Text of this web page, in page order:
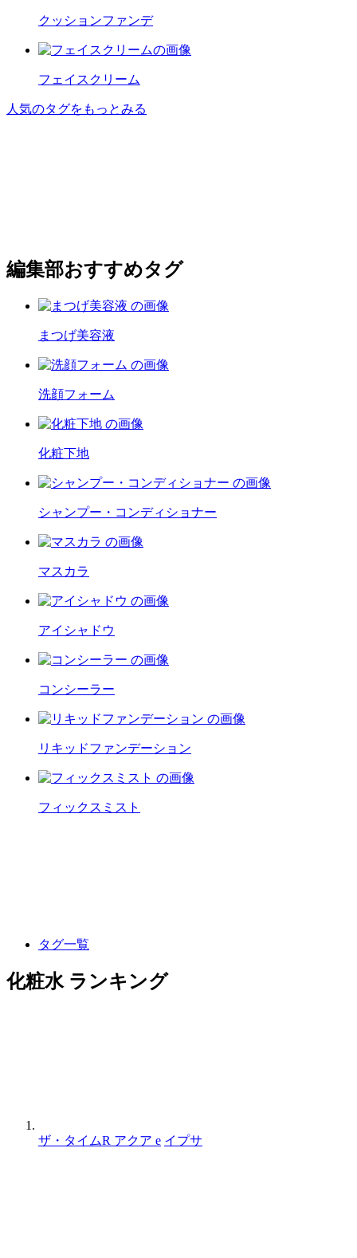
クッションファンデ
フェイスクリーム
人気のタグをもっとみる
編集部おすすめタグ
まつげ美容液
洗顔フォーム
化粧下地
シャンプー・コンディショナー
マスカラ
アイシャドウ
コンシーラー
リキッドファンデーション
フィックスミスト
タグ一覧
化粧水 ランキング
ザ・タイムR アクア e イプサ